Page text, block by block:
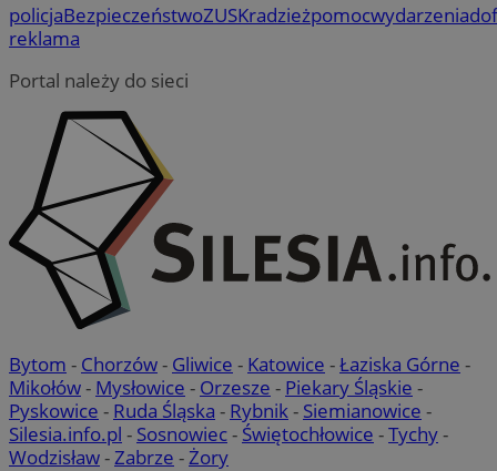
policjaBezpieczeństwoZUSKradzieżpomocwydarzenia
reklama
Portal należy do sieci
Bytom - Chorzów- Gliwice - Katowice -Łaziska Górne -
Mikołów- Mysłowice - Orzesze - Piekary Śląskie -
Pyskowice - Ruda Śląska - Rybnik- Siemianowice -
Silesia.info.pl - Sosnowiec- Świętochłowice -Tychy-
Wodzisław-Zabrze -Żory